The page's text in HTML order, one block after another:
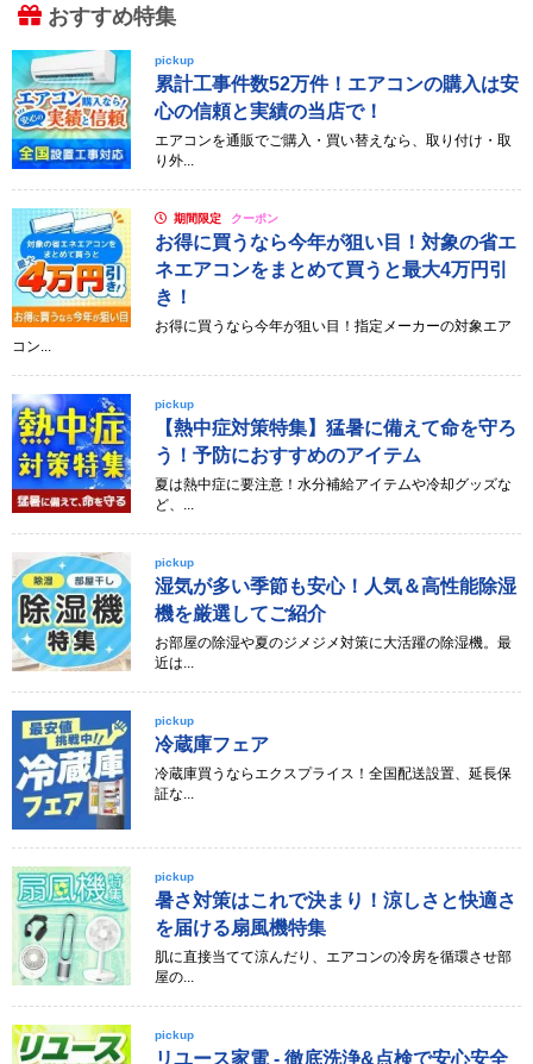
おすすめ特集
pickup
累計工事件数52万件！エアコンの購入は安
心の信頼と実績の当店で！
エアコンを通販でご購入・買い替えなら、取り付け・取
り外...
期間限定 クーポン
お得に買うなら今年が狙い目！対象の省エ
ネエアコンをまとめて買うと最大4万円引
き！
お得に買うなら今年が狙い目！指定メーカーの対象エア
コン...
pickup
【熱中症対策特集】猛暑に備えて命を守ろ
う！予防におすすめのアイテム
夏は熱中症に要注意！水分補給アイテムや冷却グッズな
ど、...
pickup
湿気が多い季節も安心！人気＆高性能除湿
機を厳選してご紹介
お部屋の除湿や夏のジメジメ対策に大活躍の除湿機。最
近は...
pickup
冷蔵庫フェア
冷蔵庫買うならエクスプライス！全国配送設置、延長保
証な...
pickup
暑さ対策はこれで決まり！涼しさと快適さ
を届ける扇風機特集
肌に直接当てて涼んだり、エアコンの冷房を循環させ部
屋の...
pickup
リユース家電 - 徹底洗浄&点検で安心安全